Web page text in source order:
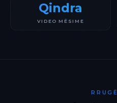
Qindra
VIDEO MËSIME